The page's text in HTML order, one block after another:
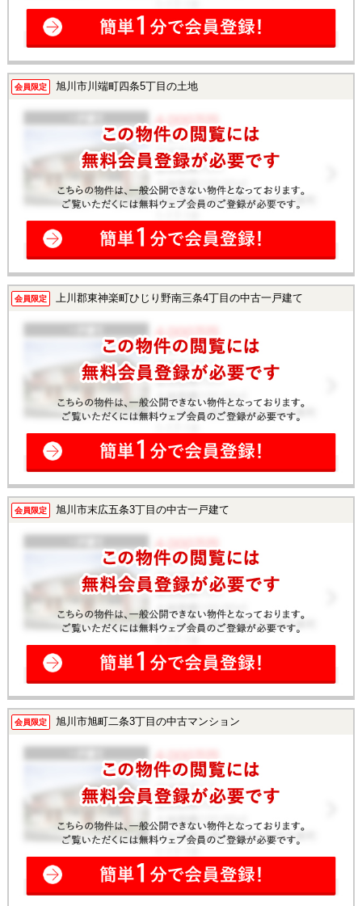
会員限定 旭川市川端町四条5丁目の土地
会員限定 上川郡東神楽町ひじり野南三条4丁目の中古一戸建て
会員限定 旭川市末広五条3丁目の中古一戸建て
会員限定 旭川市旭町二条3丁目の中古マンション